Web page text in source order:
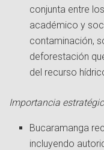
conjunta entre
académico y
contaminación,
deforestación
del recurso
Importancia
Bucaramanga
incluyendo